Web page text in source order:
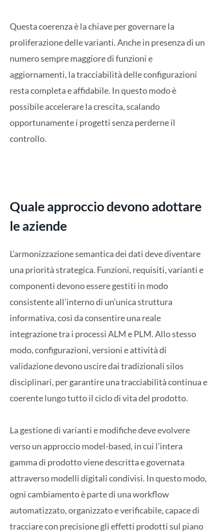
Questa coerenza è la chiave per governare la
proliferazione delle varianti. Anche in presenza di un
numero sempre maggiore di funzioni e
aggiornamenti, la tracciabilità delle configurazioni
resta completa e affidabile. In questo modo è
possibile accelerare la crescita, scalando
opportunamente i progetti senza perderne il
controllo.
Quale approccio devono adottare
le aziende
L’armonizzazione semantica dei dati deve diventare
una priorità strategica. Funzioni, requisiti, varianti e
componenti devono essere gestiti in modo
consistente all’interno di un’unica struttura
informativa, così da consentire una reale
integrazione tra i processi ALM e PLM. Allo stesso
modo, configurazioni, versioni e attività di
validazione devono uscire dai tradizionali silos
disciplinari, per garantire una tracciabilità continua e
coerente lungo tutto il ciclo di vita del prodotto.
La gestione di varianti e modifiche deve evolvere
verso un approccio model-based, in cui l’intera
gamma di prodotto viene descritta e governata
attraverso modelli digitali condivisi. In questo modo,
ogni cambiamento è parte di una workflow
automatizzato, organizzato e verificabile, capace di
tracciare con precisione gli effetti prodotti sul piano